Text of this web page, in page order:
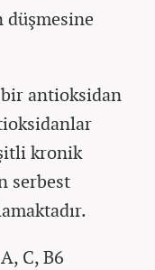
düşmesine
bir antioksidan
kronik
serbest
C, B6